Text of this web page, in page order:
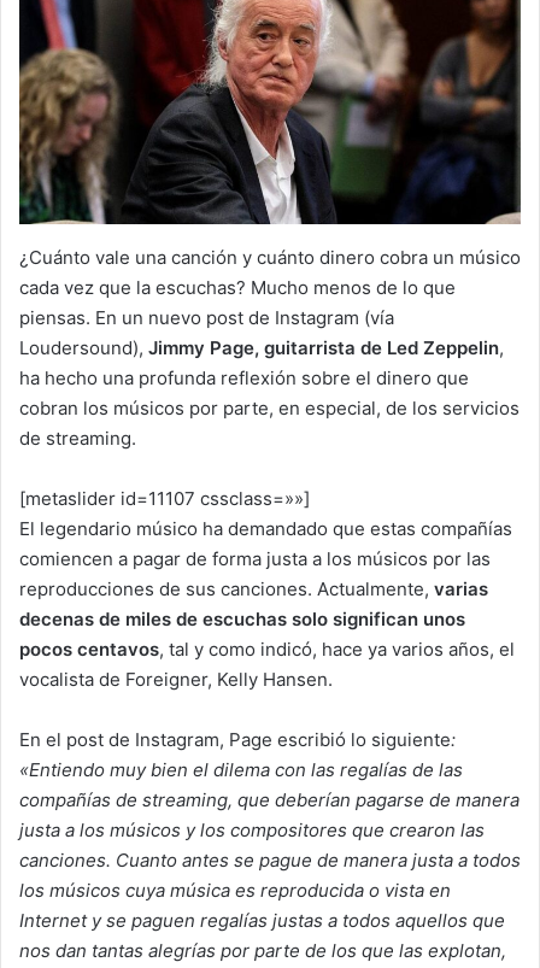
¿Cuánto vale una canción y cuánto dinero cobra un músico
cada vez que la escuchas? Mucho menos de lo que
piensas. En un nuevo post de Instagram (vía
Loudersound), Jimmy Page, guitarrista de Led Zeppelin,
ha hecho una profunda reflexión sobre el dinero que
cobran los músicos por parte, en especial, de los servicios
de streaming.
[metaslider id=11107 cssclass=»»]
El legendario músico ha demandado que estas compañías
comiencen a pagar de forma justa a los músicos por las
reproducciones de sus canciones. Actualmente, varias
decenas de miles de escuchas solo significan unos
pocos centavos, tal y como indicó, hace ya varios años, el
vocalista de Foreigner, Kelly Hansen.
En el post de Instagram, Page escribió lo siguiente:
«Entiendo muy bien el dilema con las regalías de las
compañías de streaming, que deberían pagarse de manera
justa a los músicos y los compositores que crearon las
canciones. Cuanto antes se pague de manera justa a todos
los músicos cuya música es reproducida o vista en
Internet y se paguen regalías justas a todos aquellos que
nos dan tantas alegrías por parte de los que las explotan,